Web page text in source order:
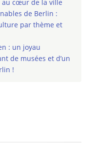
au cœur de la ville
de Berlin :
par thème et
: un joyau
de musées et d’un
!